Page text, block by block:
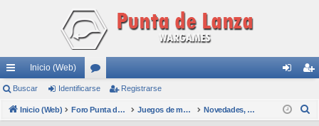
nl
ac
Inicio (Web)
or
os nti ist
Buscar Identificarse Registrarse
Inicio (Web) Foro Punta de Lanza Wargames Juegos de mesa físicos y digitales Novedades, Wargames y Juegos en general, Dudas